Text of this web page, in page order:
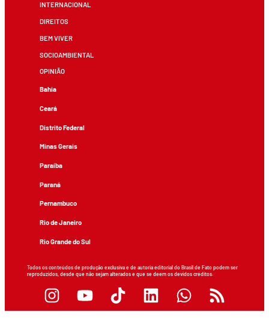
INTERNACIONAL
DIREITOS
BEM VIVER
SOCIOAMBIENTAL
OPINIÃO
Bahia
Ceará
Distrito Federal
Minas Gerais
Paraíba
Paraná
Pernambuco
Rio de Janeiro
Rio Grande do Sul
Todos os conteúdos de produção exclusiva e de autoria editorial do Brasil de Fato podem ser
reproduzidos, desde que não sejam alterados e que se deem os devidos créditos.